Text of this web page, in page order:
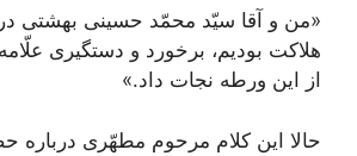
«من و آقا سيّد محمّد حسينى بهشتى
هلاكت بوديم، برخورد و دستگيرى علّامه
از اين ورطه نجات داد.»
حالا اين كلام مرحوم مطهّرى